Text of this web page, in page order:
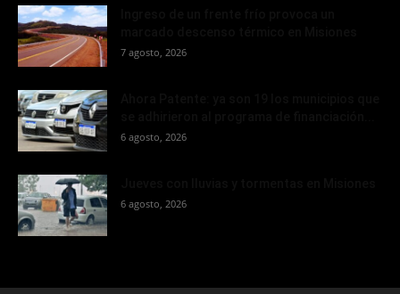
7 agosto, 2026
6 agosto, 2026
6 agosto, 2026